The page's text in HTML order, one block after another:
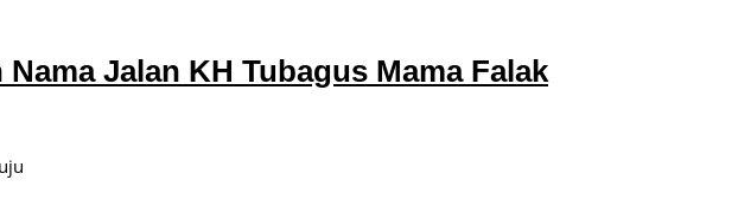
Jalan KH Tubagus Mama Falak